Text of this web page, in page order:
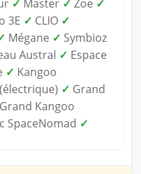
✓ Master ✓ Zoe ✓
3E ✓ CLIO ✓
Mégane ✓ Symbioz
Austral ✓ Espace
✓ Kangoo
✓ Grand
Grand Kangoo
SpaceNomad ✓